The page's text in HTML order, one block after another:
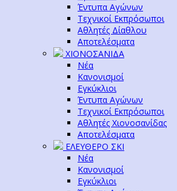
Έντυπα Αγώνων
Τεχνικοί Εκπρόσωποι
Αθλητές Δίαθλου
Αποτελέσματα
ΧΙΟΝΟΣΑΝΙΔΑ
Νέα
Κανονισμοί
Εγκύκλιοι
Έντυπα Αγώνων
Τεχνικοί Εκπρόσωποι
Αθλητές Χιονοσανίδας
Αποτελέσματα
ΕΛΕΥΘΕΡΟ ΣΚΙ
Νέα
Κανονισμοί
Εγκύκλιοι